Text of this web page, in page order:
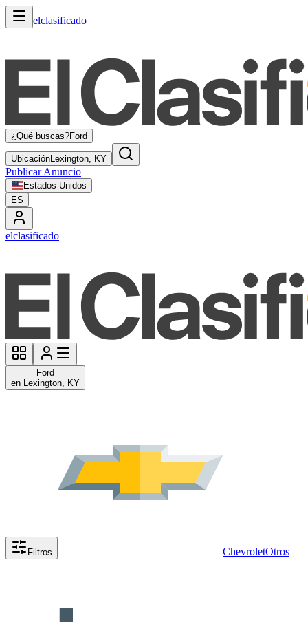
elclasificado
¿Qué buscas?Ford
UbicaciónLexington, KY
Publicar Anuncio
Estados Unidos
ES
elclasificado
Ford
en Lexington, KY
Filtros ChevroletOtros